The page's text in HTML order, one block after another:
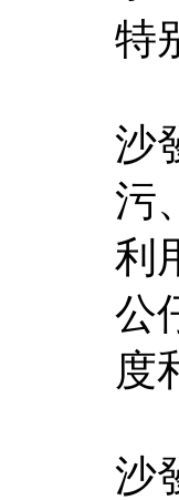
特
沙
污
利
公
度
沙